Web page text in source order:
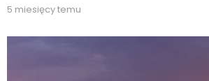
5 miesięcy temu